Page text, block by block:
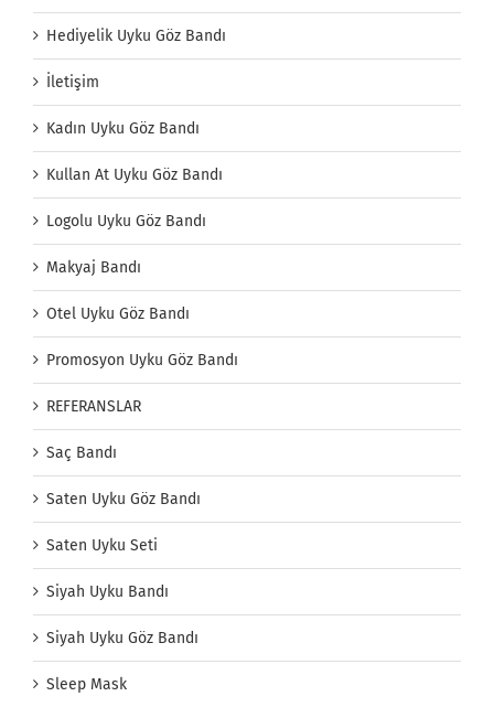
Hediyelik Uyku Göz Bandı
İletişim
Kadın Uyku Göz Bandı
Kullan At Uyku Göz Bandı
Logolu Uyku Göz Bandı
Makyaj Bandı
Otel Uyku Göz Bandı
Promosyon Uyku Göz Bandı
REFERANSLAR
Saç Bandı
Saten Uyku Göz Bandı
Saten Uyku Seti
Siyah Uyku Bandı
Siyah Uyku Göz Bandı
Sleep Mask